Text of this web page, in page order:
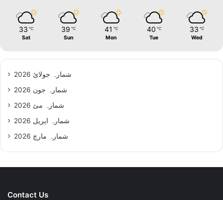
33 ℃
Sat
39 ℃
Sun
41 ℃
Mon
40 ℃
Tue
33 ℃
Wed
شمارہ جولائ 2026
شمارہ جون 2026
شمارہ مئ 2026
شمارہ اپریل 2026
شمارہ مارچ 2026
Contact Us